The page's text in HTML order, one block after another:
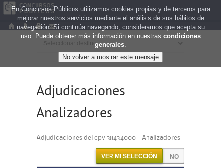
Adjudicaciones
Analizadores
Adjudicaciones del cpv 38434000 - Analizadores
VER MI SELECCIÓN
En Concursos Públicos utilizamos cookies propias y de terceros para
mejorar nuestros servicios mediante el análisis de sus hábitos de
navegación. Si continúa navegando, consideramos que acepta su
uso. Puede obtener más información en nuestras condiciones
generales.